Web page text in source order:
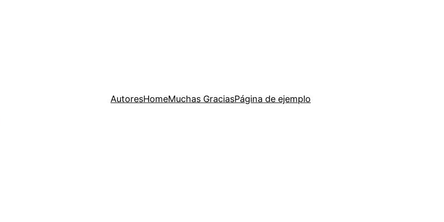
AutoresHomeMuchas GraciasPágina de ejemplo